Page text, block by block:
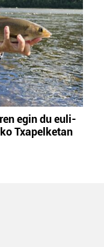
egin du euli-
Txapelketan